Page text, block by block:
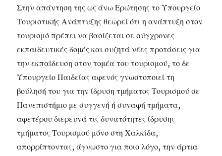
Στην απάντηση της ως άνω Ερώτησης το Υπουργείο
Τουριστικής Ανάπτυξης θεωρεί ότι η ανάπτυξη στον
τουρισμό πρέπει να βασίζεται σε σύγχρονες
εκπαιδευτικές δομές και συζητά νέες προτάσεις για
την εκπαίδευση στον τομέα του τουρισμού, το δε
Υπουργείο Παιδείας αφενός γνωστοποιεί τη
βούλησή του για την ίδρυση τμήματος Τουρισμού σε
Πανεπιστήμιο με συγγενή ή συναφή τμήματα,
αφετέρου διερευνά τις δυνατότητες ίδρυσης
τμήματος Τουρισμού μόνο στη Χαλκίδα,
απορρίπτοντας, άγνωστο για ποιο λόγο, την άρτια